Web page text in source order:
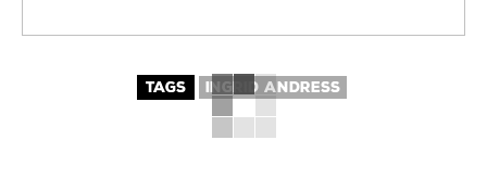
TAGS INGRID ANDRESS